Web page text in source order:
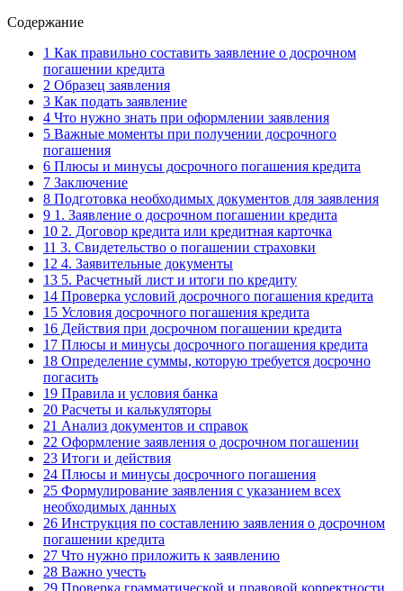
Содержание
1 Как правильно составить заявление о досрочном
погашении кредита
2 Образец заявления
3 Как подать заявление
4 Что нужно знать при оформлении заявления
5 Важные моменты при получении досрочного
погашения
6 Плюсы и минусы досрочного погашения кредита
7 Заключение
8 Подготовка необходимых документов для заявления
9 1. Заявление о досрочном погашении кредита
10 2. Договор кредита или кредитная карточка
11 3. Свидетельство о погашении страховки
12 4. Заявительные документы
13 5. Расчетный лист и итоги по кредиту
14 Проверка условий досрочного погашения кредита
15 Условия досрочного погашения кредита
16 Действия при досрочном погашении кредита
17 Плюсы и минусы досрочного погашения кредита
18 Определение суммы, которую требуется досрочно
погасить
19 Правила и условия банка
20 Расчеты и калькуляторы
21 Анализ документов и справок
22 Оформление заявления о досрочном погашении
23 Итоги и действия
24 Плюсы и минусы досрочного погашения
25 Формулирование заявления с указанием всех
необходимых данных
26 Инструкция по составлению заявления о досрочном
погашении кредита
27 Что нужно приложить к заявлению
28 Важно учесть
29 Проверка грамматической и правовой корректности